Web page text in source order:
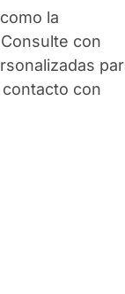
la
con
con